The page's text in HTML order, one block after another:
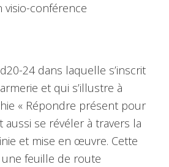
visio-conférence
24 dans laquelle s’inscrit
et qui s’illustre à
« Répondre présent pour
se révéler à travers la
et mise en œuvre. Cette
feuille de route